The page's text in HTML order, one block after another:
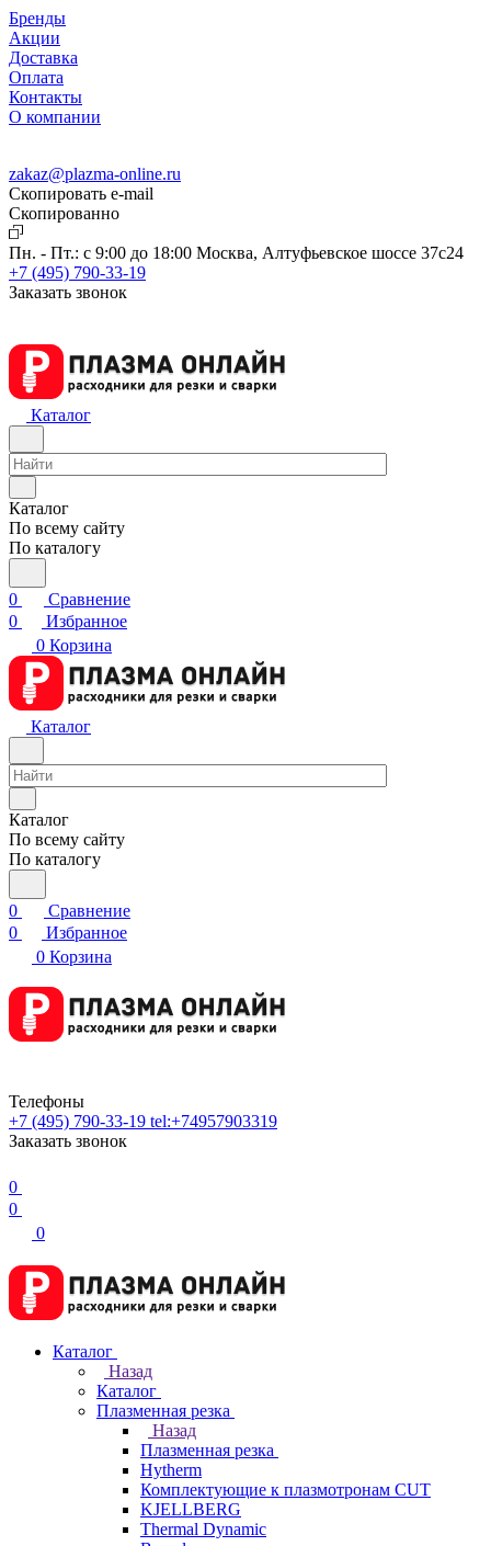
Бренды
Акции
Доставка
Оплата
Контакты
О компании
zakaz@plazma-online.ru
Скопировать e-mail
Cкопированно
Пн. - Пт.: с 9:00 до 18:00 Москва, Алтуфьевское шоссе 37с24
+7 (495) 790-33-19
Заказать звонок
Каталог
Каталог
По всему сайту
По каталогу
0
Сравнение
0
Избранное
0 Корзина
Каталог
Каталог
По всему сайту
По каталогу
0
Сравнение
0
Избранное
0 Корзина
Телефоны
+7 (495) 790-33-19 tel:+74957903319
Заказать звонок
0
0
0
Каталог
Назад
Каталог
Плазменная резка
Назад
Плазменная резка
Hytherm
Комплектующие к плазмотронам CUT
KJELLBERG
Thermal Dynamic